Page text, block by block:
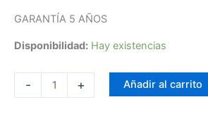
GARANTÍA 5 AÑOS
Disponibilidad: Hay existencias
- + Añadir al carrito